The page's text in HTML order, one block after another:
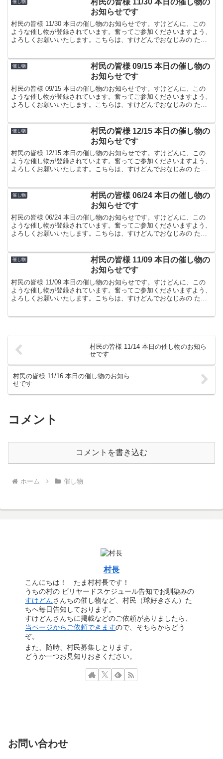
催し物
村民の皆様 11/30 本日の催し物の
お知らせです
村民の皆様 11/30 本日の催し物のお知らせです。すけどんに、この
ような催し物が登録されています。奮ってご参加くださいますよう、
よろしくお願いいたします。こちらは、すけどんでおなじみの たま
催し物
村民の皆様 09/15 本日の催し物の
お知らせです
村民の皆様 09/15 本日の催し物のお知らせです。すけどんに、この
ような催し物が登録されています。奮ってご参加くださいますよう、
よろしくお願いいたします。こちらは、すけどんでおなじみの たま
催し物
村民の皆様 12/15 本日の催し物の
お知らせです
村民の皆様 12/15 本日の催し物のお知らせです。すけどんに、この
ような催し物が登録されています。奮ってご参加くださいますよう、
よろしくお願いいたします。こちらは、すけどんでおなじみの たま
催し物
村民の皆様 06/24 本日の催し物の
お知らせです
村民の皆様 06/24 本日の催し物のお知らせです。すけどんに、この
ような催し物が登録されています。奮ってご参加くださいますよう、
よろしくお願いいたします。こちらは、すけどんでおなじみの たま
催し物
村民の皆様 11/09 本日の催し物の
お知らせです
村民の皆様 11/09 本日の催し物のお知らせです。すけどんに、この
ような催し物が登録されています。奮ってご参加くださいますよう、
よろしくお願いいたします。こちらは、すけどんでおなじみの たま
村民の皆様 11/14 本日の催し物のお知ら
せです
村民の皆様 11/16 本日の催し物のお知ら
せです
コメント
コメントを書き込む
ホーム 催し物
村長
こんにちは！ たま村村長です！
うちの村の ビリヤードスケジュール告知でお馴染みの
すけどんさんちの催し物など、村民（球好きさん）た
ちへ毎日告知しております。
すけどんさんちに掲載などのご依頼がありましたら、
当ページからご依頼できますので、そちらからどう
ぞ。
また、随時、村民募集しとります。
どうか一つお見知りおきください。
お問い合わせ